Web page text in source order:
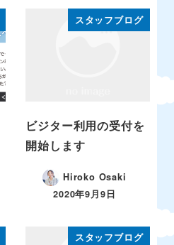
スタッフブログ
ビジター利用の受付を
開始します
Hiroko Osaki
2020年9月9日
スタッフブログ